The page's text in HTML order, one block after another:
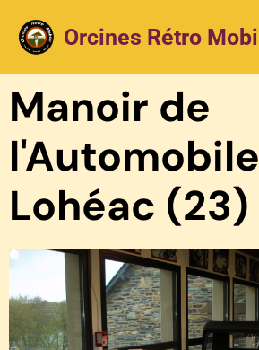
Orcines Rétro
Manoir de
Lohéac (23)